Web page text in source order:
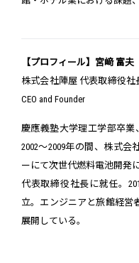
【プロフィール】宮﨑 富夫
株式会社陣屋 代表取締役
CEO and Founder
慶應義塾大学理工学部卒業
2002～2009年の間、株式
ーにて次世代燃料電池開発
代表取締役社長に就任。
立。エンジニアと旅館経営
展開している。